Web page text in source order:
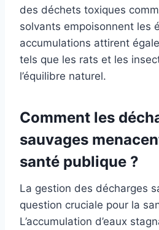
des déchets toxiques
solvants empoisonnent les
accumulations attirent
tels que les rats et les
l’équilibre naturel.
Comment les
sauvages
santé publique ?
La gestion des décharges
question cruciale pour la
L’accumulation d’eaux